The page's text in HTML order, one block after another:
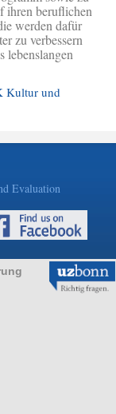
ihren beruflichen
werden dafür
zu verbessern
lebenslangen
Kultur und
Evaluation